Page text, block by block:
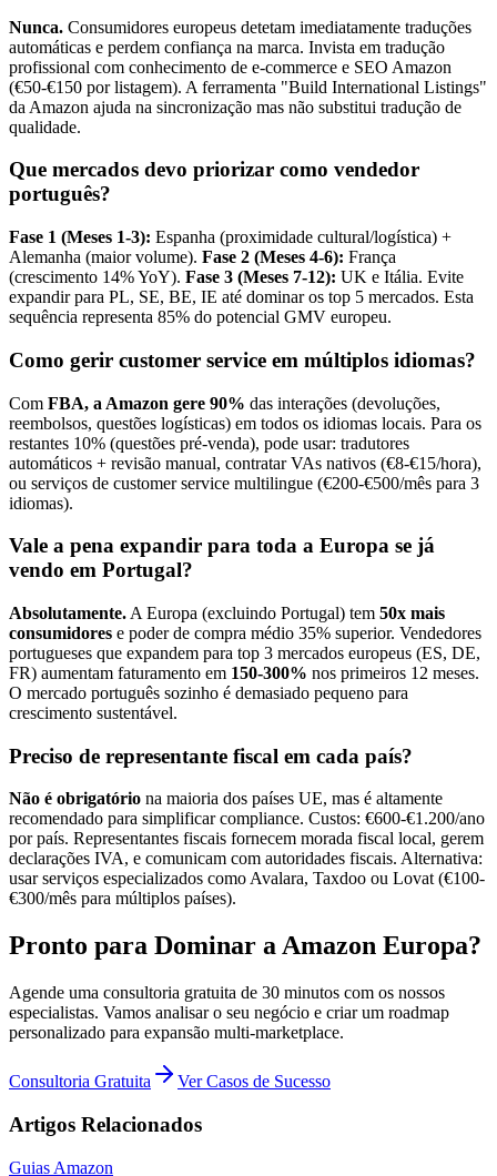
Nunca. Consumidores europeus detetam imediatamente traduções
automáticas e perdem confiança na marca. Invista em tradução
profissional com conhecimento de e-commerce e SEO Amazon
(€50-€150 por listagem). A ferramenta "Build International Listings"
da Amazon ajuda na sincronização mas não substitui tradução de
qualidade.
Que mercados devo priorizar como vendedor
português?
Fase 1 (Meses 1-3): Espanha (proximidade cultural/logística) +
Alemanha (maior volume). Fase 2 (Meses 4-6): França
(crescimento 14% YoY). Fase 3 (Meses 7-12): UK e Itália. Evite
expandir para PL, SE, BE, IE até dominar os top 5 mercados. Esta
sequência representa 85% do potencial GMV europeu.
Como gerir customer service em múltiplos idiomas?
Com FBA, a Amazon gere 90% das interações (devoluções,
reembolsos, questões logísticas) em todos os idiomas locais. Para os
restantes 10% (questões pré-venda), pode usar: tradutores
automáticos + revisão manual, contratar VAs nativos (€8-€15/hora),
ou serviços de customer service multilingue (€200-€500/mês para 3
idiomas).
Vale a pena expandir para toda a Europa se já
vendo em Portugal?
Absolutamente. A Europa (excluindo Portugal) tem 50x mais
consumidores e poder de compra médio 35% superior. Vendedores
portugueses que expandem para top 3 mercados europeus (ES, DE,
FR) aumentam faturamento em 150-300% nos primeiros 12 meses.
O mercado português sozinho é demasiado pequeno para
crescimento sustentável.
Preciso de representante fiscal em cada país?
Não é obrigatório na maioria dos países UE, mas é altamente
recomendado para simplificar compliance. Custos: €600-€1.200/ano
por país. Representantes fiscais fornecem morada fiscal local, gerem
declarações IVA, e comunicam com autoridades fiscais. Alternativa:
usar serviços especializados como Avalara, Taxdoo ou Lovat (€100-
€300/mês para múltiplos países).
Pronto para Dominar a Amazon Europa?
Agende uma consultoria gratuita de 30 minutos com os nossos
especialistas. Vamos analisar o seu negócio e criar um roadmap
personalizado para expansão multi-marketplace.
Consultoria Gratuita Ver Casos de Sucesso
Artigos Relacionados
Guias Amazon